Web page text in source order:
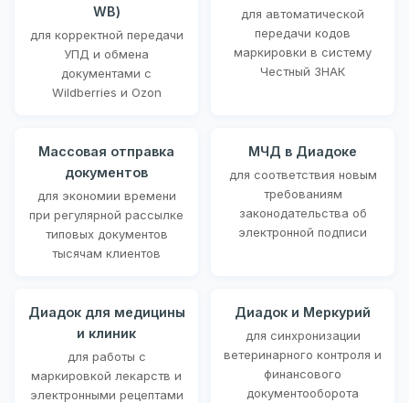
WB)
для корректной передачи
УПД и обмена
документами с
Wildberries и Ozon
для автоматической
передачи кодов
маркировки в систему
Честный ЗНАК
Массовая отправка
документов
для экономии времени
при регулярной рассылке
типовых документов
тысячам клиентов
МЧД в Диадоке
для соответствия новым
требованиям
законодательства об
электронной подписи
Диадок для медицины
и клиник
для работы с
маркировкой лекарств и
электронными рецептами
Диадок и Меркурий
для синхронизации
ветеринарного контроля и
финансового
документооборота